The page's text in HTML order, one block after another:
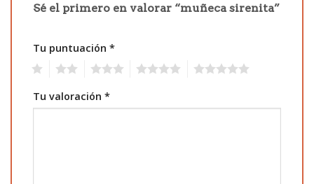
Sé el primero en valorar “muñeca sirenita”
Tu puntuación *
Tu valoración *